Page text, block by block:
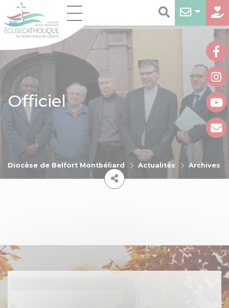
Officiel
Diocèse de Belfort Montbéliard Actualités Archives